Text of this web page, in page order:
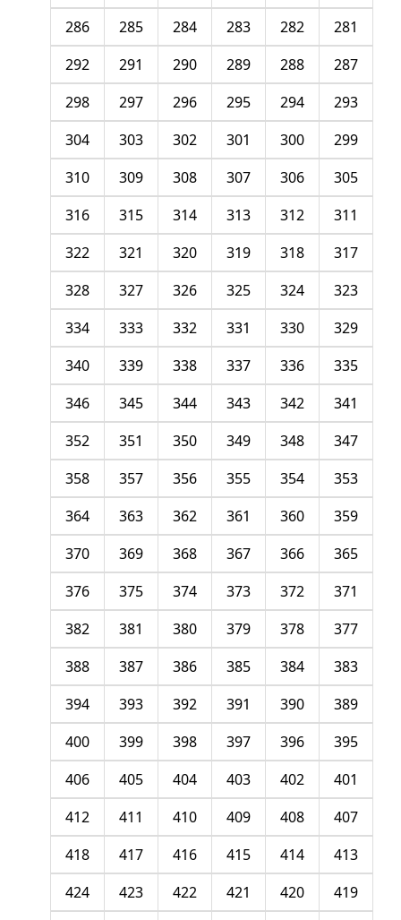
281
282
283
284
285
286
287
288
289
290
291
292
293
294
295
296
297
298
299
300
301
302
303
304
305
306
307
308
309
310
311
312
313
314
315
316
317
318
319
320
321
322
323
324
325
326
327
328
329
330
331
332
333
334
335
336
337
338
339
340
341
342
343
344
345
346
347
348
349
350
351
352
353
354
355
356
357
358
359
360
361
362
363
364
365
366
367
368
369
370
371
372
373
374
375
376
377
378
379
380
381
382
383
384
385
386
387
388
389
390
391
392
393
394
395
396
397
398
399
400
401
402
403
404
405
406
407
408
409
410
411
412
413
414
415
416
417
418
419
420
421
422
423
424